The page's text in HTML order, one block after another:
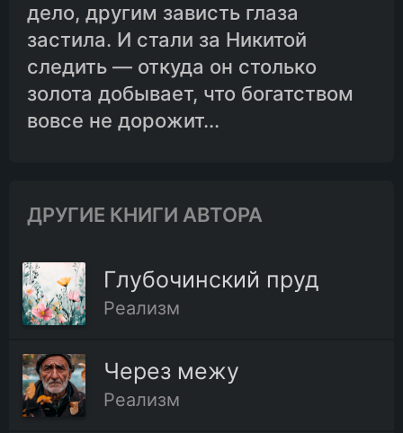
дело, другим зависть глаза
застила. И стали за Никитой
следить — откуда он столько
золота добывает, что богатством
вовсе не дорожит...
ДРУГИЕ КНИГИ АВТОРА
Глубочинский пруд
Реализм
Через межу
Реализм